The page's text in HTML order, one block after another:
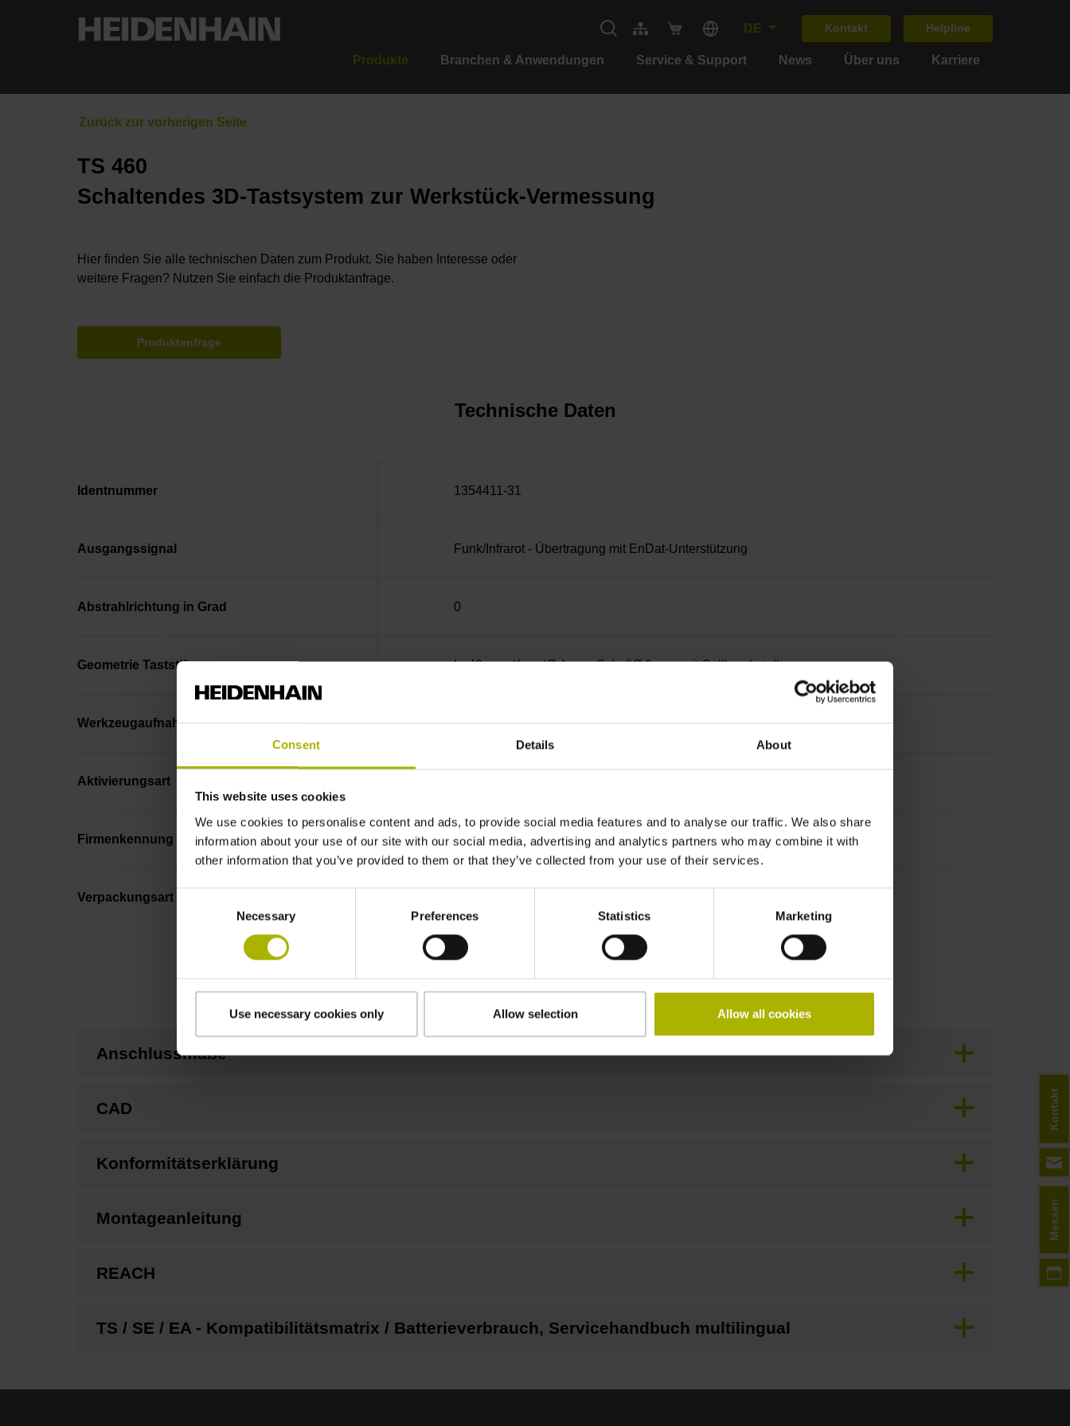
Consent Details About
This website uses cookies
We use cookies to personalise content and ads, to provide social media features and to analyse our traffic. We also share
information about your use of our site with our social media, advertising and analytics partners who may combine it with
other information that you’ve provided to them or that they’ve collected from your use of their services.
Necessary Preferences Statistics Marketing
Use necessary cookies only Allow selection Allow all cookies
DE Kontakt Helpline
Produkte Branchen & Anwendungen Service & Support News Über uns Karriere
TS 460
Schaltendes 3D-Tastsystem zur Werkstück-Vermessung
Hier finden Sie alle technischen Daten zum Produkt. Sie haben Interesse oder
weitere Fragen? Nutzen Sie einfach die Produktanfrage.
Produktanfrage
Technische Daten
Identnummer 1354411-31
Ausgangssignal Funk/Infrarot - Übertragung mit EnDat-Unterstützung
Abstrahlrichtung in Grad 0
Geometrie Taststift L=40 mm, KugelØ 4 mm, SchaftØ 2 mm, mit Sollbruchstelle
Werkzeugaufnahme DIN 69871, SK 40, M16, verlängert
Aktivierungsart
Firmenkennung HEIDENHAIN
Verpackungsart
Downloads / CAD / Montage
Anschlussmaße
CAD
Konformitätserklärung
Montageanleitung
REACH
TS / SE / EA - Kompatibilitätsmatrix / Batterieverbrauch, Servicehandbuch multilingual
Messen
Kontakt